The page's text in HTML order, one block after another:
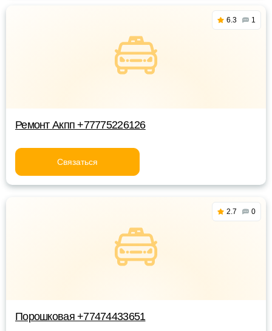
6.3 1
Ремонт Акпп +77775226126
Связаться
2.7 0
Порошковая +77474433651